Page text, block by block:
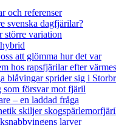
och referenser
svenska dagfjärilar?
större variation
att glömma hur det var
hos rapsfjärilar efter
blåvingar sprider sig i
försvar mot fjäril
– en laddad fråga
skiljer
larver